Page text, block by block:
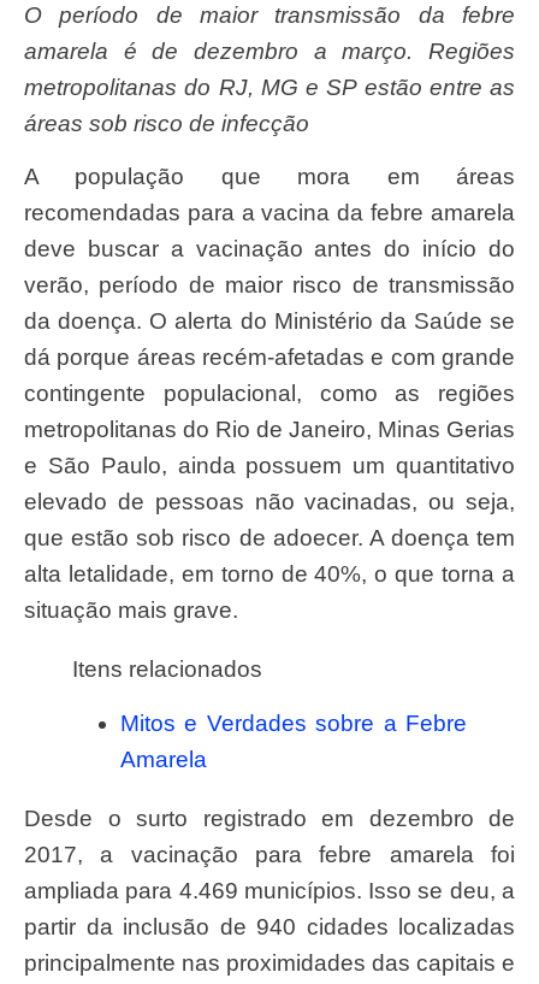
O período de maior transmissão da febre
amarela é de dezembro a março. Regiões
metropolitanas do RJ, MG e SP estão entre as
áreas sob risco de infecção
A população que mora em áreas
recomendadas para a vacina da febre amarela
deve buscar a vacinação antes do início do
verão, período de maior risco de transmissão
da doença. O alerta do Ministério da Saúde se
dá porque áreas recém-afetadas e com grande
contingente populacional, como as regiões
metropolitanas do Rio de Janeiro, Minas Gerias
e São Paulo, ainda possuem um quantitativo
elevado de pessoas não vacinadas, ou seja,
que estão sob risco de adoecer. A doença tem
alta letalidade, em torno de 40%, o que torna a
situação mais grave.
Itens relacionados
Mitos e Verdades sobre a Febre
Amarela
Desde o surto registrado em dezembro de
2017, a vacinação para febre amarela foi
ampliada para 4.469 municípios. Isso se deu, a
partir da inclusão de 940 cidades localizadas
principalmente nas proximidades das capitais e